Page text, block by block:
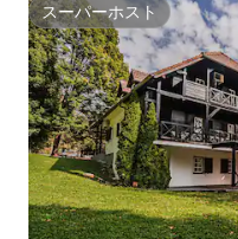
スーパーホスト
スーパーホスト